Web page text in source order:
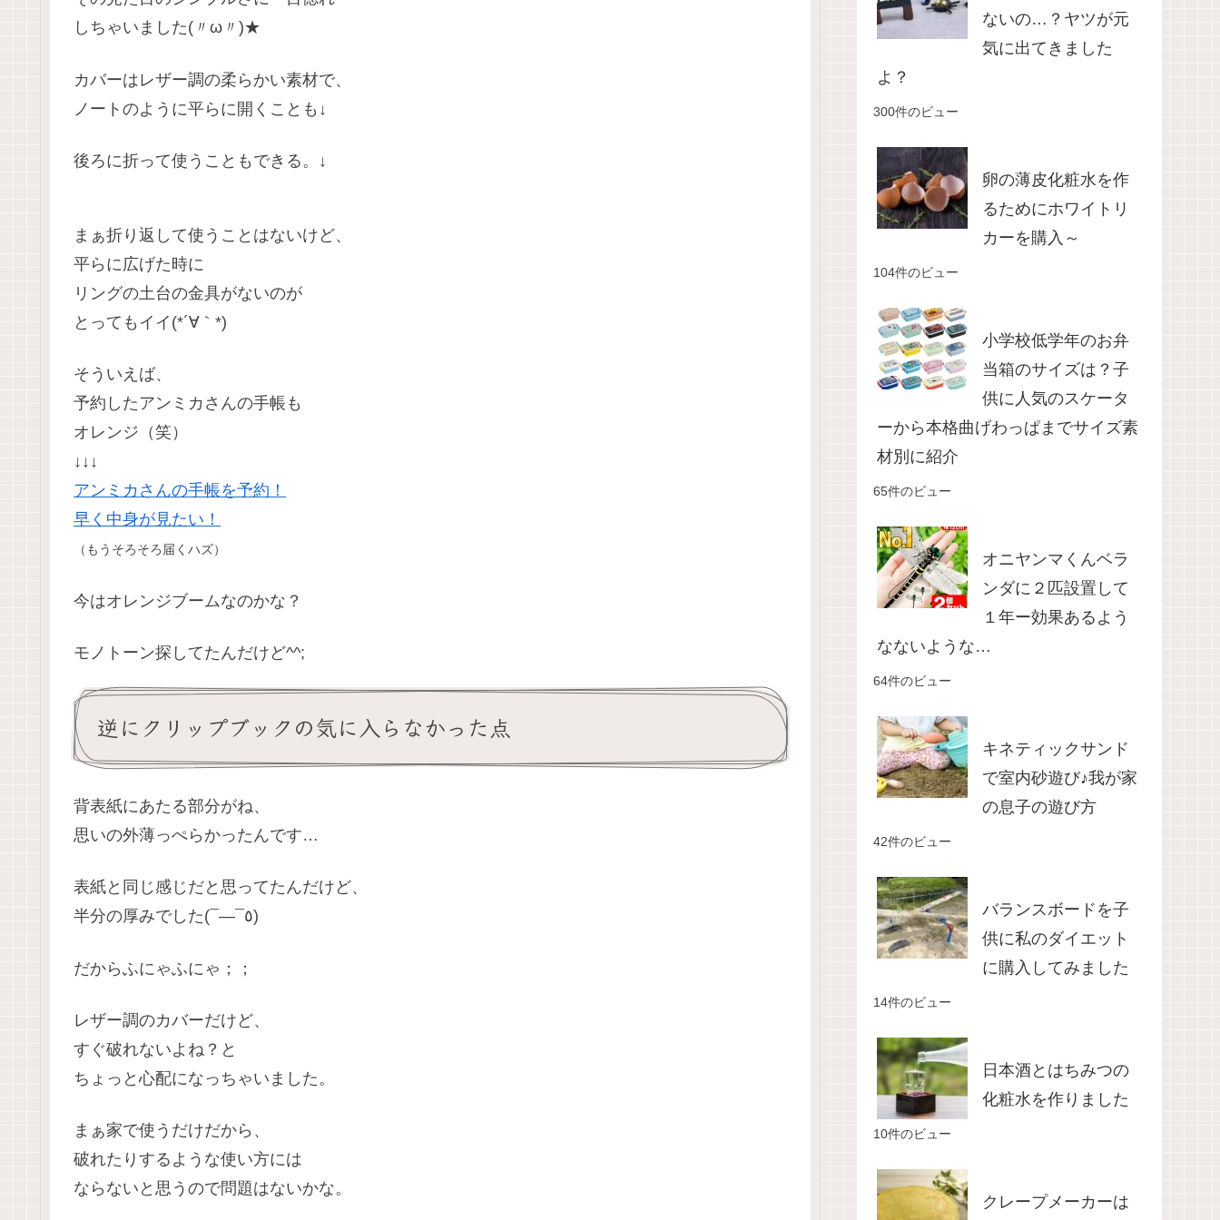
しちゃいました(〃ω〃)★
カバーはレザー調の柔らかい素材で、
ノートのように平らに開くことも↓
後ろに折って使うこともできる。↓
まぁ折り返して使うことはないけど、
平らに広げた時に
リングの土台の金具がないのが
とってもイイ(*´∀｀*)
そういえば、
予約したアンミカさんの手帳も
オレンジ（笑）
↓↓↓
アンミカさんの手帳を予約！
早く中身が見たい！
（もうそろそろ届くハズ）
今はオレンジブームなのかな？
モノトーン探してたんだけど^^;
逆にクリップブックの気に入らなかった点
背表紙にあたる部分がね、
思いの外薄っぺらかったんです…
表紙と同じ感じだと思ってたんだけど、
半分の厚みでした(¯―¯٥)
だからふにゃふにゃ；；
レザー調のカバーだけど、
すぐ破れないよね？と
ちょっと心配になっちゃいました。
まぁ家で使うだけだから、
破れたりするような使い方には
ならないと思うので問題はないかな。
ないの…？ヤツが元
気に出てきました
よ？
300件のビュー
卵の薄皮化粧水を作
るためにホワイトリ
カーを購入～
104件のビュー
小学校低学年のお弁
当箱のサイズは？子
供に人気のスケータ
ーから本格曲げわっぱまでサイズ素
材別に紹介
65件のビュー
オニヤンマくんベラ
ンダに２匹設置して
１年ー効果あるよう
なないような…
64件のビュー
キネティックサンド
で室内砂遊び♪我が家
の息子の遊び方
42件のビュー
バランスボードを子
供に私のダイエット
に購入してみました
14件のビュー
日本酒とはちみつの
化粧水を作りました
10件のビュー
クレープメーカーは